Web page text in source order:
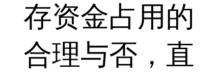
存资金占用的
合理与否，直